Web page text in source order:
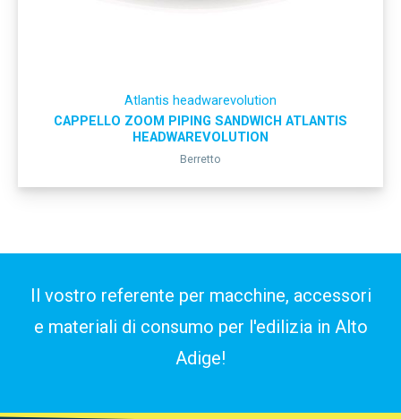
Atlantis headwarevolution
CAPPELLO ZOOM PIPING SANDWICH ATLANTIS
HEADWAREVOLUTION
Berretto
Il vostro referente per macchine, accessori
e materiali di consumo per l'edilizia in Alto
Adige!